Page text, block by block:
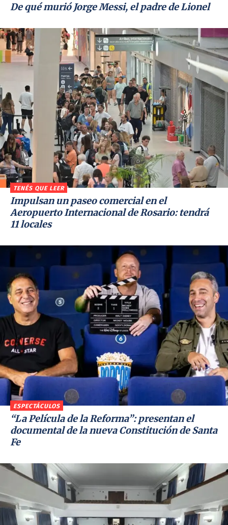
De qué murió Jorge Messi, el padre de Lionel
TENÉS QUE LEER
Impulsan un paseo comercial en el
Aeropuerto Internacional de Rosario: tendrá
11 locales
ESPECTÁCULOS
“La Película de la Reforma”: presentan el
documental de la nueva Constitución de Santa
Fe